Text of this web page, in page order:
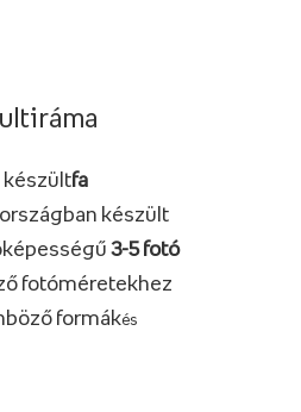
készültfa
készült
3-5 fotó
fotóméretekhez
formákés